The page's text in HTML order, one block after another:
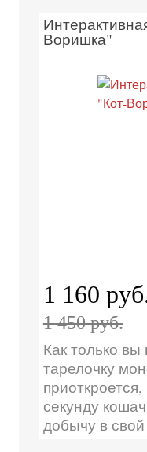
Воришка"
1 160
1 450 руб.
Как только
тарелочку
секунду
добычу в